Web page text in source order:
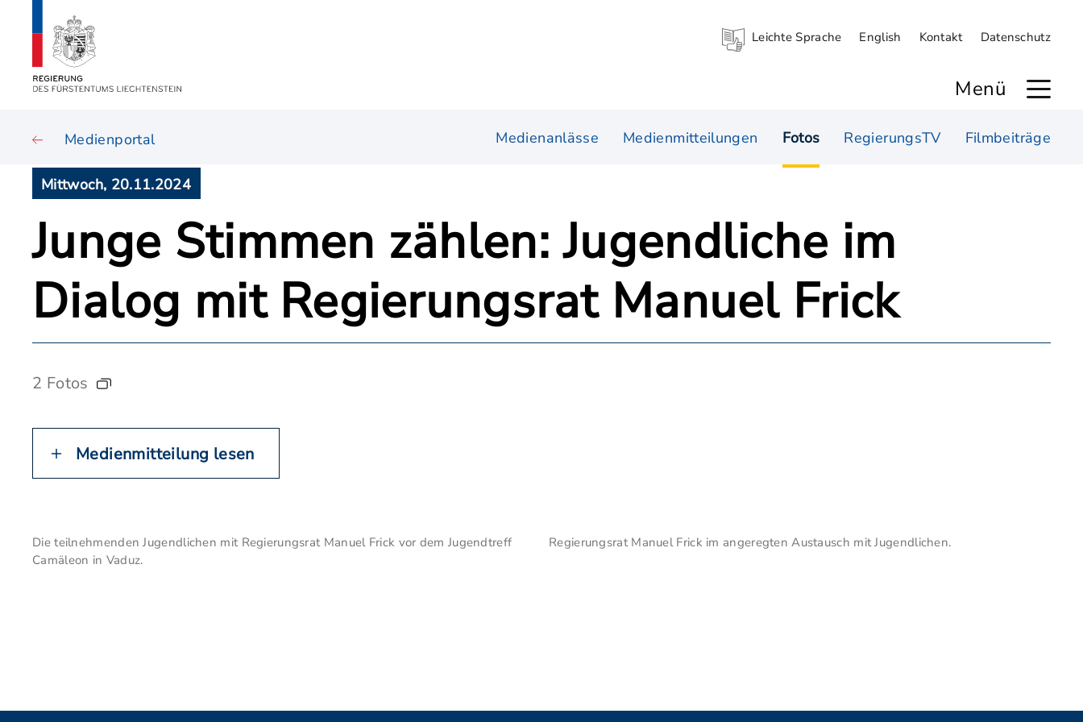
Leichte Sprache English Kontakt Datenschutz
Menü
Medienportal Medienanlässe Medienmitteilungen Fotos RegierungsTV Filmbeiträge
Mittwoch, 20.11.2024
Junge Stimmen zählen: Jugendliche im
Dialog mit Regierungsrat Manuel Frick
2 Fotos
Medienmitteilung lesen
Die teilnehmenden Jugendlichen mit Regierungsrat Manuel Frick vor dem Jugendtreff
Camäleon in Vaduz.
Regierungsrat Manuel Frick im angeregten Austausch mit Jugendlichen.